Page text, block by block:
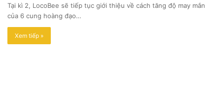
Tại kì 2, LocoBee sẽ tiếp tục giới thiệu về cách tăng độ may mắn
của 6 cung hoàng đạo…
Xem tiếp »